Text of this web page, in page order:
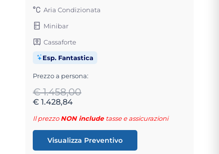
Aria Condizionata
Minibar
Cassaforte
Esp. Fantastica
Prezzo a persona:
€ 1.458,00
€ 1.428,84
Il prezzoNON include tasse e assicurazioni
Visualizza Preventivo